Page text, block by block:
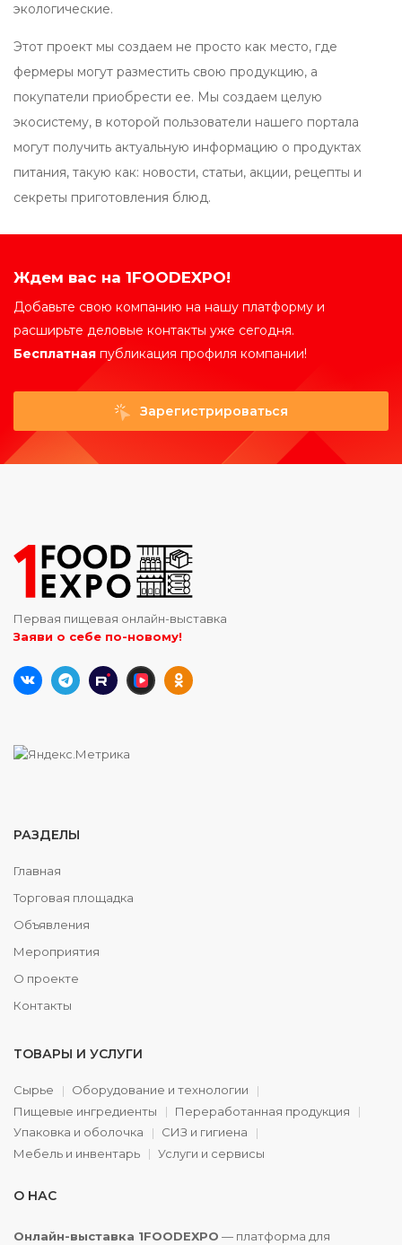
экологические.
Этот проект мы создаем не просто как место, где
фермеры могут разместить свою продукцию, а
покупатели приобрести ее. Мы создаем целую
экосистему, в которой пользователи нашего портала
могут получить актуальную информацию о продуктах
питания, такую как: новости, статьи, акции, рецепты и
секреты приготовления блюд.
Ждем вас на 1FOODEXPO!
Добавьте свою компанию на нашу платформу и
расширьте деловые контакты уже сегодня.
Бесплатная публикация профиля компании!
Зарегистрироваться
Первая пищевая онлайн-выставка
Заяви о себе по-новому!
РАЗДЕЛЫ
Главная
Торговая площадка
Объявления
Мероприятия
О проекте
Контакты
ТОВАРЫ И УСЛУГИ
Сырье
Оборудование и технологии
Пищевые ингредиенты
Переработанная продукция
Упаковка и оболочка
СИЗ и гигиена
Мебель и инвентарь
Услуги и сервисы
О НАС
Онлайн-выставка 1FOODEXPO — платформа для